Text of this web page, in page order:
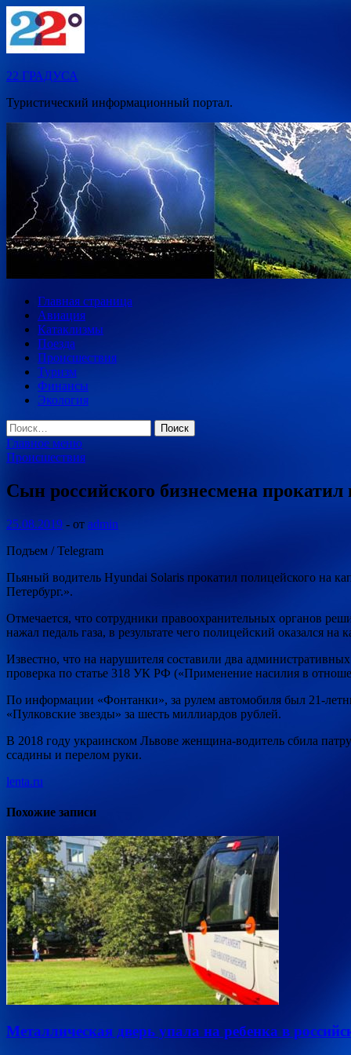
Перейти
к
содержимому
22 ГРАДУСА
Туристический информационный портал.
Главная страница
Авиация
Катаклизмы
Поезда
Происшествия
Туризм
Финансы
Экология
Найти:
Главное меню
Происшествия
Сын российского бизнесмена
25.08.2019 - от admin
Подъем / Telegram
Пьяный водитель Hyundai Solaris прокатил полицейского на
Петербург.».
Отмечается, что сотрудники правоохранительных органов
нажал педаль газа, в результате чего полицейский оказался
Известно, что на нарушителя составили два
проверка по статье 318 УК РФ («Применение насилия в
По информации «Фонтанки», за рулем автомобиля был 21-
«Пулковские звезды» за шесть миллиардов рублей.
В 2018 году украинском Львове женщина-водитель сбила
ссадины и перелом руки.
lenta.ru
Похожие записи
Металлическая дверь упала на ребенка в